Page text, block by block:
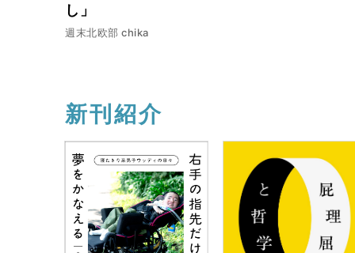
し」
週末北欧部 chika
新刊紹介